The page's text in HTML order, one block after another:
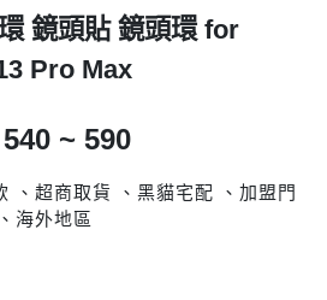
鏡頭貼 鏡頭環 for
Pro Max
~ 590
、超商取貨 、黑貓宅配 、加盟門
海外地區